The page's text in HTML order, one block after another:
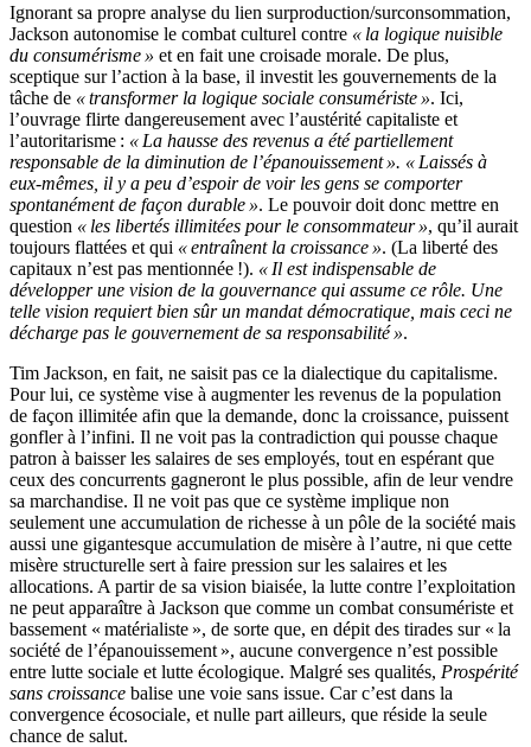
Ignorant sa propre analyse du lien surproduction/surconsommation,
Jackson autonomise le combat culturel contre « la logique nuisible
du consumérisme » et en fait une croisade morale. De plus,
sceptique sur l’action à la base, il investit les gouvernements de la
tâche de « transformer la logique sociale consumériste ». Ici,
l’ouvrage flirte dangereusement avec l’austérité capitaliste et
l’autoritarisme : « La hausse des revenus a été partiellement
responsable de la diminution de l’épanouissement ». « Laissés à
eux-mêmes, il y a peu d’espoir de voir les gens se comporter
spontanément de façon durable ». Le pouvoir doit donc mettre en
question « les libertés illimitées pour le consommateur », qu’il aurait
toujours flattées et qui « entraînent la croissance ». (La liberté des
capitaux n’est pas mentionnée !). « Il est indispensable de
développer une vision de la gouvernance qui assume ce rôle. Une
telle vision requiert bien sûr un mandat démocratique, mais ceci ne
décharge pas le gouvernement de sa responsabilité ».
Tim Jackson, en fait, ne saisit pas ce la dialectique du capitalisme.
Pour lui, ce système vise à augmenter les revenus de la population
de façon illimitée afin que la demande, donc la croissance, puissent
gonfler à l’infini. Il ne voit pas la contradiction qui pousse chaque
patron à baisser les salaires de ses employés, tout en espérant que
ceux des concurrents gagneront le plus possible, afin de leur vendre
sa marchandise. Il ne voit pas que ce système implique non
seulement une accumulation de richesse à un pôle de la société mais
aussi une gigantesque accumulation de misère à l’autre, ni que cette
misère structurelle sert à faire pression sur les salaires et les
allocations. A partir de sa vision biaisée, la lutte contre l’exploitation
ne peut apparaître à Jackson que comme un combat consumériste et
bassement « matérialiste », de sorte que, en dépit des tirades sur « la
société de l’épanouissement », aucune convergence n’est possible
entre lutte sociale et lutte écologique. Malgré ses qualités, Prospérité
sans croissance balise une voie sans issue. Car c’est dans la
convergence écosociale, et nulle part ailleurs, que réside la seule
chance de salut.